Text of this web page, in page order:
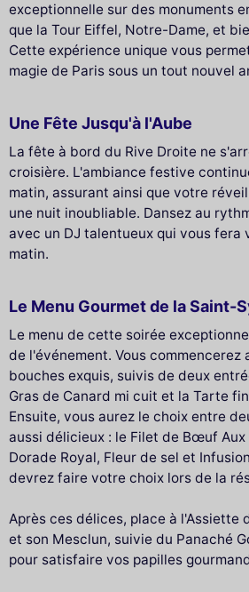
exceptionnelle sur des monuments
que la Tour Eiffel, Notre-Dame, et
Cette expérience unique vous
magie de Paris sous un tout nouvel
Une Fête Jusqu'à l'Aube
La fête à bord du Rive Droite ne
croisière. L'ambiance festive
matin, assurant ainsi que votre
une nuit inoubliable. Dansez au
avec un DJ talentueux qui vous fera
matin.
Le Menu Gourmet de la Saint-
Le menu de cette soirée
de l'événement. Vous commencerez
bouches exquis, suivis de deux
Gras de Canard mi cuit et la Tarte
Ensuite, vous aurez le choix entre
aussi délicieux : le Filet de Bœuf
Dorade Royal, Fleur de sel et
devrez faire votre choix lors de la
Après ces délices, place à l'Assiette
et son Mesclun, suivie du Panaché
pour satisfaire vos papilles